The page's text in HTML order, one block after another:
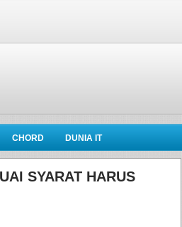
CHORD DUNIA IT
SYARAT HARUS